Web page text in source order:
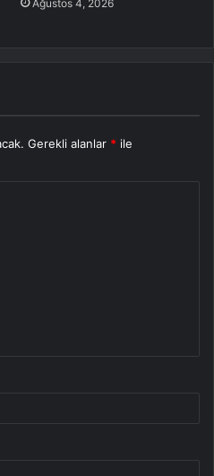
Ağustos 4, 2026
Gerekli alanlar * ile